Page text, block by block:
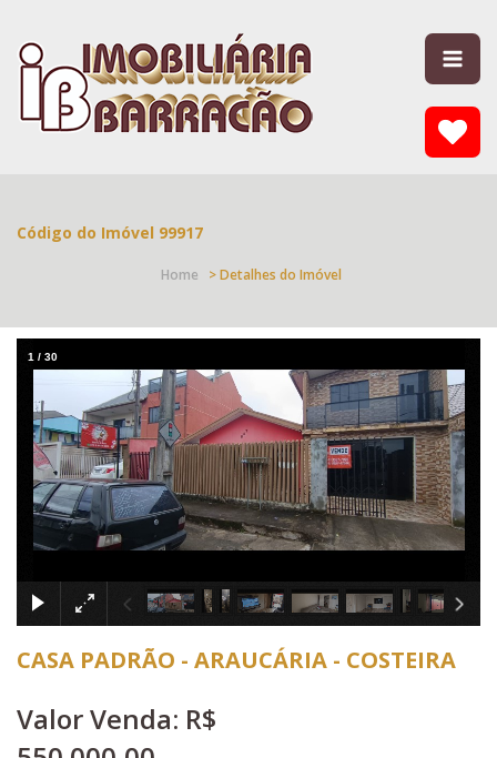
Código do Imóvel 99917
Home > Detalhes do Imóvel
×
1 / 30
CASA PADRÃO - ARAUCÁRIA - COSTEIRA
Valor Venda: R$